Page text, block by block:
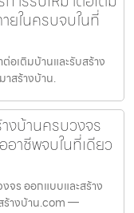
ยในครบจบในที่
อเติมบ้านและรับสร้าง
สร้างบ้าน.
งบ้านครบวงจร
าชีพจบในที่เดียว
จร ออกแบบและสร้าง
ร้างบ้าน.com —